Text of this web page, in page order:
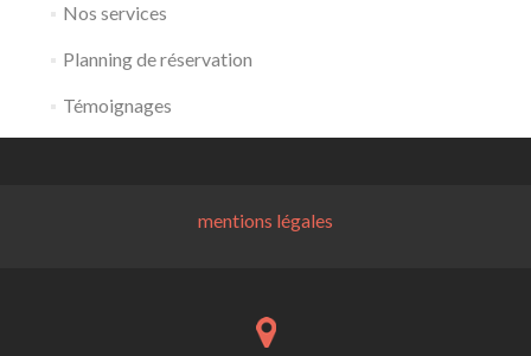
Nos services
Planning de réservation
Témoignages
mentions légales